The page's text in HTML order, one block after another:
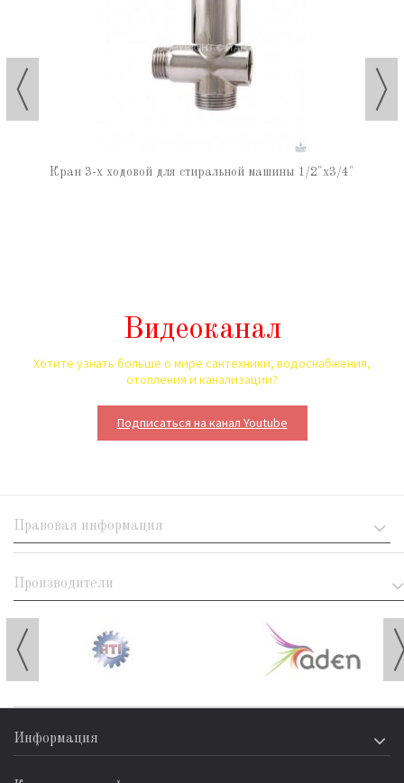
Кран 3-х ходовой для стиральной машины 1/2"х3/4"
Видеоканал
Хотите узнать больше о мире сантехники, водоснабжения,
отопления и канализации?
Подписаться на канал Youtube
Правовая информация
Производители
Информация